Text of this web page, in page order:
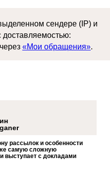
сендере (IP) и
«Мои обращения».
рассылок и особенности
самую сложную
выступает с докладами